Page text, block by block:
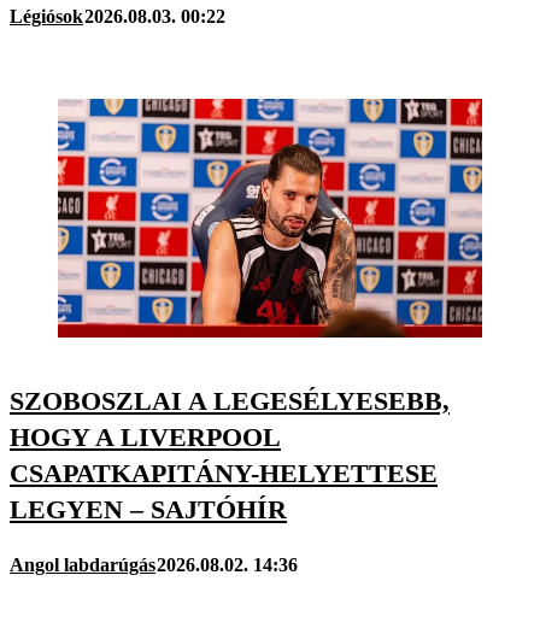
Légiósok2026.08.03. 00:22
SZOBOSZLAI A LEGESÉLYESEBB,
HOGY A LIVERPOOL
CSAPATKAPITÁNY-HELYETTESE
LEGYEN – SAJTÓHÍR
Angol labdarúgás2026.08.02. 14:36